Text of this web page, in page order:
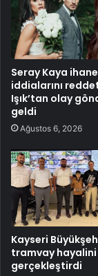
Seray Kaya
iddialarını
Işık’tan olay
geldi
Ağustos 6, 2026
Kayseri
tramvay hayalini
gerçekleştirdi